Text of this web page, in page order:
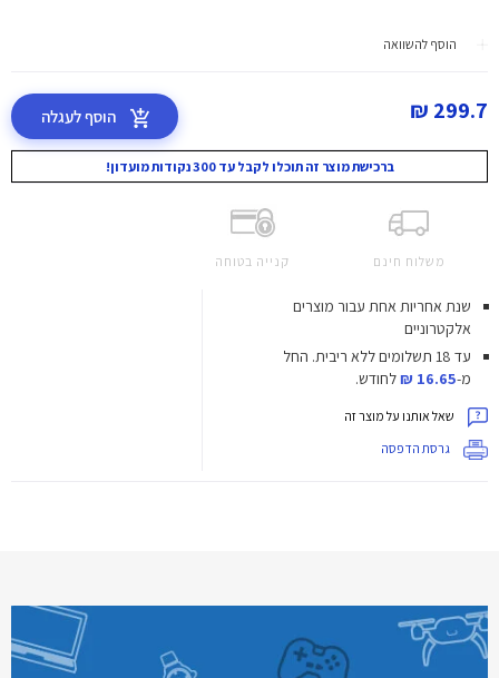
הוסף להשוואה
299.7 ₪ הוסף לעגלה
ברכישת מוצר זה תוכלו לקבל עד 300 נקודות מועדון!
משלוח חינם קנייה בטוחה
שנת אחריות אחת עבור מוצרים
אלקטרוניים
עד 18 תשלומים ללא ריבית.
החל
מ-16.65 ₪ לחודש.
שאל אותנו על מוצר זה
גרסת הדפסה